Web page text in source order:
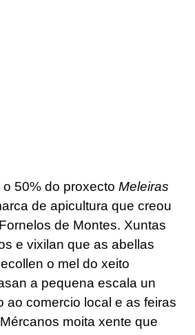
50% do proxecto Meleiras
de apicultura que creou
de Montes. Xuntas
e vixilan que as abellas
o mel do xeito
a pequena escala un
ao comercio local e as feiras
moita xente que